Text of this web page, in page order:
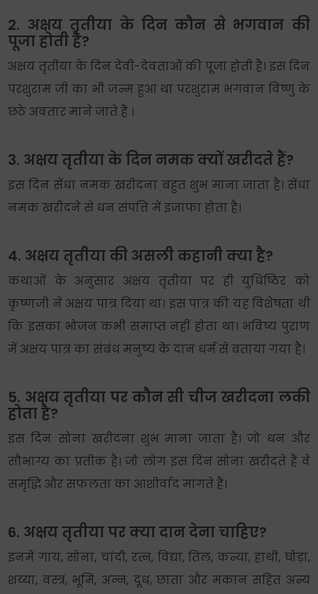
2. अक्षय तृतीया के दिन कौन से भगवान की
पूजा होती है?
अक्षय तृतीया के दिन देवी-देवताओं की पूजा होती है। इस दिन
परशुराम जी का भी जन्म हुआ था परशुराम भगवान विष्णु के
छठे अवतार माने जाते हैं ।
3. अक्षय तृतीया के दिन नमक क्यों खरीदते हैं?
इस दिन सेंधा नमक खरीदना बहुत शुभ माना जाता है। सेंधा
नमक खरीदने से धन संपत्ति में इजाफा होता है।
4. अक्षय तृतीया की असली कहानी क्या है?
कथाओं के अनुसार अक्षय तृतीया पर ही युधिष्ठिर को
कृष्‍णजी ने अक्षय पात्र दिया था। इस पात्र की यह व‍िशेषता थी
कि इसका भोजन कभी समाप्त नहीं होता था। भविष्य पुराण
में अक्षय पात्र का संबंध मनुष्य के दान धर्म से बताया गया है।
5. अक्षय तृतीया पर कौन सी चीज खरीदना लकी
होता है?
इस दिन सोना खरीदना शुभ माना जाता है। जो धन और
सौभाग्य का प्रतीक है। जो लोग इस दिन सोना खरीदते हैं वे
समृद्धि और सफलता का आशीर्वाद मांगते हैं।
6. अक्षय तृतीया पर क्या दान देना चाहिए?
इनमें गाय, सोना, चांदी, रत्न, विद्या, तिल, कन्या, हाथी, घोड़ा,
शय्या, वस्त्र, भूमि, अन्न, दूध, छाता और मकान सहित अन्य